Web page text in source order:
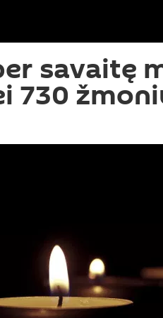
savaitę
730